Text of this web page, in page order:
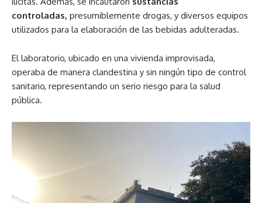
controladas, presumiblemente drogas, y diversos equipos
utilizados para la elaboración de las bebidas adulteradas.
El laboratorio, ubicado en una vivienda improvisada,
operaba de manera clandestina y sin ningún tipo de control
sanitario, representando un serio riesgo para la salud
pública.